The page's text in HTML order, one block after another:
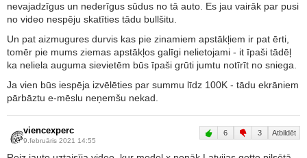
nevajadzīgus un nederīgus sūdus no tā auto. Es jau vairāk par pusi
no video nespēju skatīties tādu bullšitu.
Un pat aizmugures durvis kas pie zinamiem apstākļiem ir pat ērti,
tomēr pie mums ziemas apstākļos galīgi nelietojami - it īpaši tādēļ
ka neliela auguma sievietēm būs īpaši grūti jumtu notīrīt no sniega.
Ja vien būs iespēja izvēlēties par summu līdz 100K - tādu ekrāniem
pārbāztu e-mēslu neņemšu nekad.
viencexperc
9.februāris 2021 14:55
6 3 Atbildēt